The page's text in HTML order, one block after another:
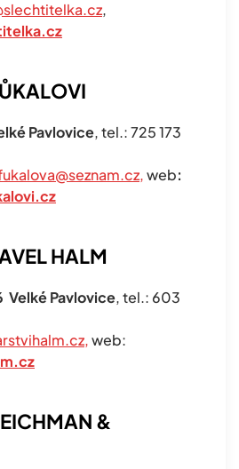
,
Pavlovice, tel.: 725 173
,web:
HALM
Velké Pavlovice, tel.: 603
,web:
&